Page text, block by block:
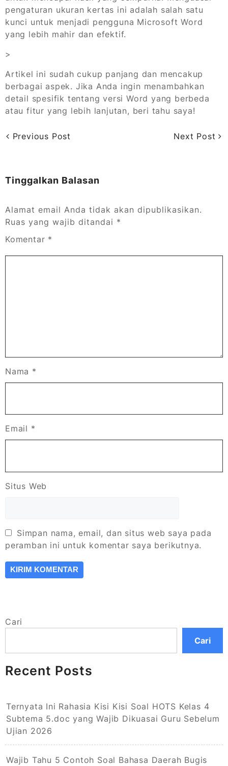
pengaturan ukuran kertas ini adalah salah satu
kunci untuk menjadi pengguna Microsoft Word
yang lebih mahir dan efektif.
>
Artikel ini sudah cukup panjang dan mencakup
berbagai aspek. Jika Anda ingin menambahkan
detail spesifik tentang versi Word yang berbeda
atau fitur yang lebih lanjutan, beri tahu saya!
Previous Post Next Post
Tinggalkan Balasan
Alamat email Anda tidak akan dipublikasikan.
Ruas yang wajib ditandai *
Komentar *
Nama *
Email *
Situs Web
Simpan nama, email, dan situs web saya pada
peramban ini untuk komentar saya berikutnya.
Cari
Cari
Recent Posts
Ternyata Ini Rahasia Kisi Kisi Soal HOTS Kelas 4
Subtema 5.doc yang Wajib Dikuasai Guru Sebelum
Ujian 2026
Wajib Tahu 5 Contoh Soal Bahasa Daerah Bugis